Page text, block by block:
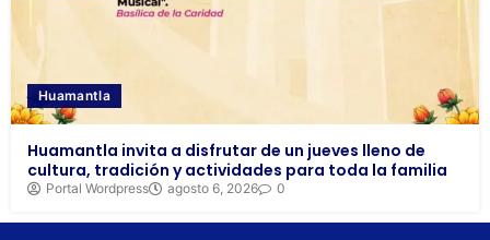
Huamantla
Huamantla invita a disfrutar de un jueves lleno de
cultura, tradición y actividades para toda la familia
Portal Wordpress agosto 6, 2026 0